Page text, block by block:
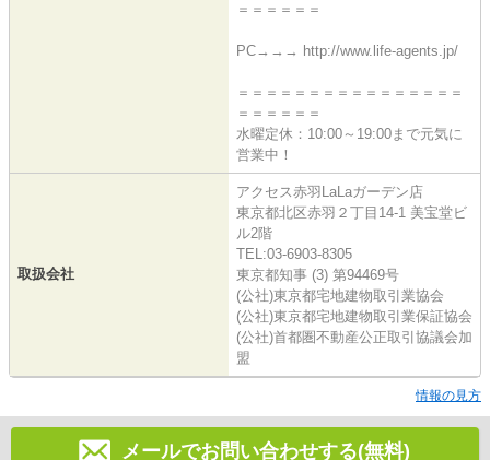
＝＝＝＝＝＝
PC→→→ http://www.life-agents.jp/
＝＝＝＝＝＝＝＝＝＝＝＝＝＝＝＝
＝＝＝＝＝＝
水曜定休：10:00～19:00まで元気に
営業中！
取扱会社
アクセス赤羽LaLaガーデン店
東京都北区赤羽２丁目14-1 美宝堂ビ
ル2階
TEL:03-6903-8305
東京都知事 (3) 第94469号
(公社)東京都宅地建物取引業協会
(公社)東京都宅地建物取引業保証協会
(公社)首都圏不動産公正取引協議会加
盟
情報の見方
メールでお問い合わせする(無料)